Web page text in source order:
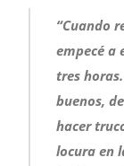
“Cuando
empecé a
tres
buenos,
hacer
locura en